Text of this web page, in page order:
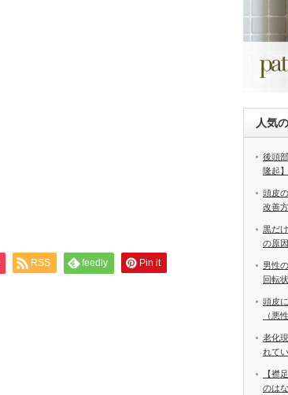
RSS feedly Pin it
人気
後頭
隆起】
頭皮
改善方
黒だ
の原
男性
回転
頭皮
（悪
老化
れて
【襟
のは